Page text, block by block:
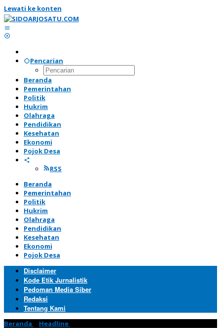
Lewati ke konten
Pencarian
Beranda
Pemerintahan
Politik
Hukrim
Olahraga
Pendidikan
Kesehatan
Ekonomi
Pojok Desa
RSS
Beranda
Pemerintahan
Politik
Hukrim
Olahraga
Pendidikan
Kesehatan
Ekonomi
Pojok Desa
Disclaimer
Kode Etik Jurnalistik
Pedoman Media Siber
Redaksi
Tentang Kami
Beranda Headline